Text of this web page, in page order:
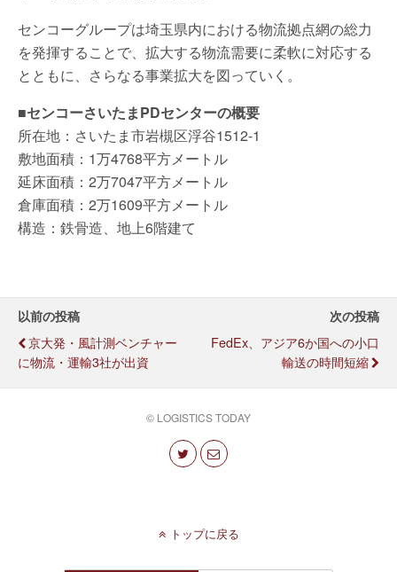
センコーグループは埼玉県内における物流拠点網の総力
を発揮することで、拡大する物流需要に柔軟に対応する
とともに、さらなる事業拡大を図っていく。
■センコーさいたまPDセンターの概要
所在地：さいたま市岩槻区浮谷1512-1
敷地面積：1万4768平方メートル
延床面積：2万7047平方メートル
倉庫面積：2万1609平方メートル
構造：鉄骨造、地上6階建て
以前の投稿
京大発・風計測ベンチャー
に物流・運輸3社が出資
次の投稿
FedEx、アジア6か国への小口
輸送の時間短縮
© LOGISTICS TODAY
トップに戻る